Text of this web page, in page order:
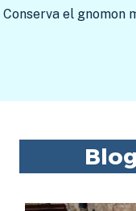
Conserva el gnomon